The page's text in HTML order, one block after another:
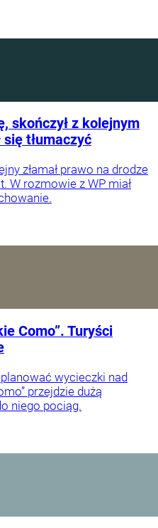
skończył z kolejnym
tłumaczyć
złamał prawo na drodze
W rozmowie z WP miał
Como”. Turyści
wycieczki nad
przejdzie dużą
niego pociąg.